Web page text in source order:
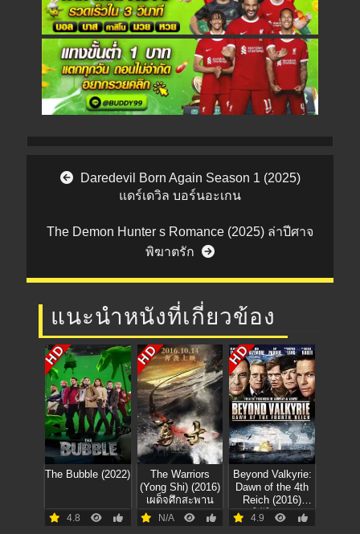
Post navigationDaredevil Born Again Season 1 (2025)
แดร์เดวิล บอร์นอะเกน
The Demon Hunter s Romance (2025) ล่าปีศาจ
พิฆาตรัก
แนะนำหนังที่เกี่ยวข้อง
HD
The Bubble (2022)
4.8
HD
The Warriors
(Yong Shi) (2016)
เผด็จศึกสะพาน
N/A
HD
Beyond Valkyrie:
Dawn of the 4th
Reich (2016)
ปฏิบัติการฝ่า
สมรภูมิอินทรีเหล็ก
4.9